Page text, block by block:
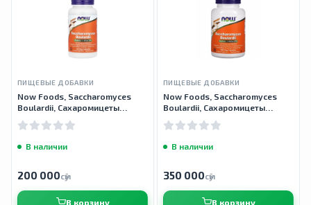
ПИЩЕВЫЕ ДОБАВКИ
Now Foods, Saccharomyces
Boulardii, Сахаромицеты
капсул
В наличии
200 000сӯм
В корзину
ПИЩЕВЫЕ ДОБАВКИ
Now Foods, Saccharomyces
Boulardii, Сахаромицеты
капсул
В наличии
350 000сӯм
В корзину